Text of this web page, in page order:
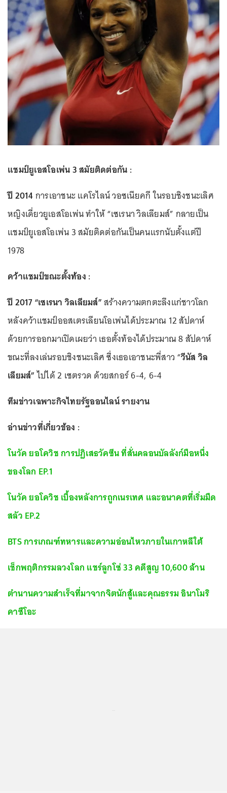
แชมป์ยูเอสโอเพ่น 3 สมัยติดต่อกัน :
ปี 2014การเอาชนะ แคโรไลน์ วอซเนียคกี ในรอบชิงชนะเลิศ
หญิงเดี่ยวยูเอสโอเพ่น ทำให้ “เซเรนา วิลเลียมส์” กลายเป็น
แชมป์ยูเอสโอเพ่น 3 สมัยติดต่อกันเป็นคนแรกนับตั้งแต่ปี
1978
คว้าแชมป์ขณะตั้งท้อง :
ปี 2017 “เซเรนา วิลเลียมส์”สร้างความตกตะลึงแก่ชาวโลก
หลังคว้าแชมป์ออสเตรเลียนโอเพ่นได้ประมาณ 12 สัปดาห์
ด้วยการออกมาเปิดเผยว่า เธอตั้งท้องได้ประมาณ 8 สัปดาห์
ขณะที่ลงเล่นรอบชิงชนะเลิศ ซึ่งเธอเอาชนะพี่สาว “วีนัส วิล
เลียมส์”ไปได้ 2 เซตรวด ด้วยสกอร์ 6-4, 6-4
ทีมข่าวเฉพาะกิจไทยรัฐออนไลน์ รายงาน
อ่านข่าวที่เกี่ยวข้อง :
โนวัค ยอโควิช การปฏิเสธวัคซีน ที่สั่นคลอนบัลลังก์มือหนึ่ง
ของโลก EP.1
โนวัค ยอโควิช เบื้องหลังการถูกเนรเทศ และอนาคตที่เริ่มมืด
สลัว EP.2
BTS การเกณฑ์ทหารและความอ่อนไหวภายในเกาหลีใต้
เช็กพฤติกรรมลวงโลก แชร์ลูกโซ่ 33 คดีสูญ 10,600 ล้าน
ตำนานความสำเร็จที่มาจากจิตนักสู้และคุณธรรม อินาโมริ
คาซึโอะ